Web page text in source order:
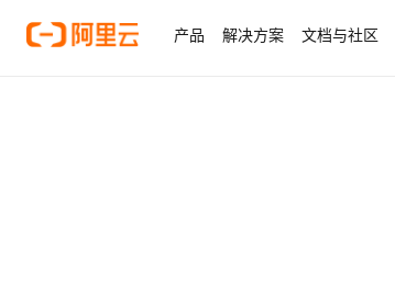
产品 解决方案 文档与社区